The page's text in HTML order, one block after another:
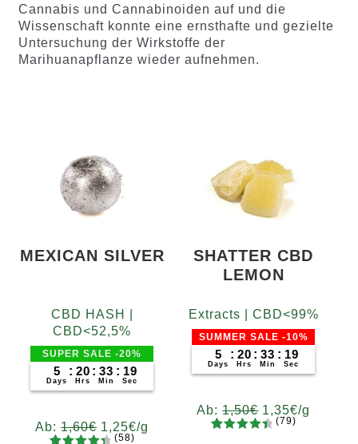
Cannabis und Cannabinoiden auf und die
Wissenschaft konnte eine ernsthafte und gezielte
Untersuchung der Wirkstoffe der
Marihuanapflanze wieder aufnehmen.
MEXICAN SILVER
CBD HASH |
CBD<52,5%
SUPER SALE -20%
5
Days
: 20
Hrs
: 33
Min
: 18
Sec
Ab:1,60€ 1,25€/g
(58)
SHATTER CBD
LEMON
Extracts | CBD<99%
SUMMER SALE -10%
5
Days
: 20
Hrs
: 33
Min
: 18
Sec
Ab:1,50€ 1,35€/g
(79)